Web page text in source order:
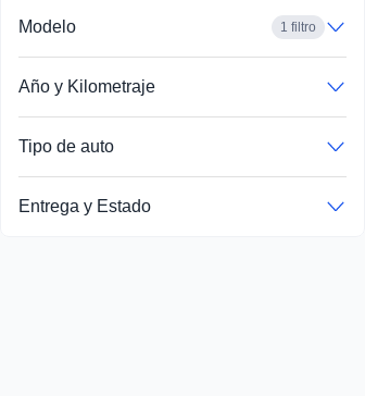
Modelo 1 filtro
Año y Kilometraje
Tipo de auto
Entrega y Estado